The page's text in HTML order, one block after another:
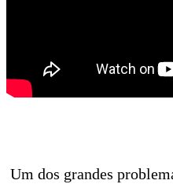
Um dos grandes